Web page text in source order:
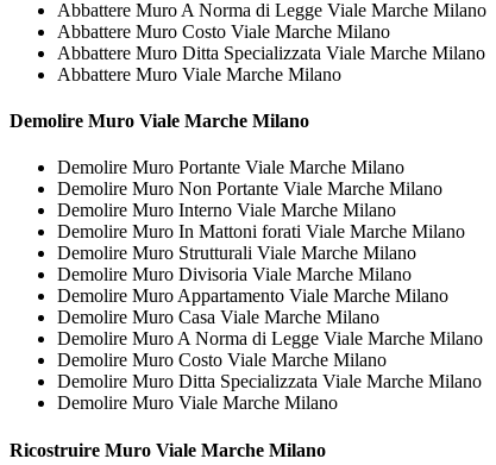
Abbattere Muro A Norma di Legge Viale Marche Milano
Abbattere Muro Costo Viale Marche Milano
Abbattere Muro Ditta Specializzata Viale Marche Milano
Abbattere Muro Viale Marche Milano
Demolire Muro Viale Marche Milano
Demolire Muro Portante Viale Marche Milano
Demolire Muro Non Portante Viale Marche Milano
Demolire Muro Interno Viale Marche Milano
Demolire Muro In Mattoni forati Viale Marche Milano
Demolire Muro Strutturali Viale Marche Milano
Demolire Muro Divisoria Viale Marche Milano
Demolire Muro Appartamento Viale Marche Milano
Demolire Muro Casa Viale Marche Milano
Demolire Muro A Norma di Legge Viale Marche Milano
Demolire Muro Costo Viale Marche Milano
Demolire Muro Ditta Specializzata Viale Marche Milano
Demolire Muro Viale Marche Milano
Ricostruire Muro Viale Marche Milano